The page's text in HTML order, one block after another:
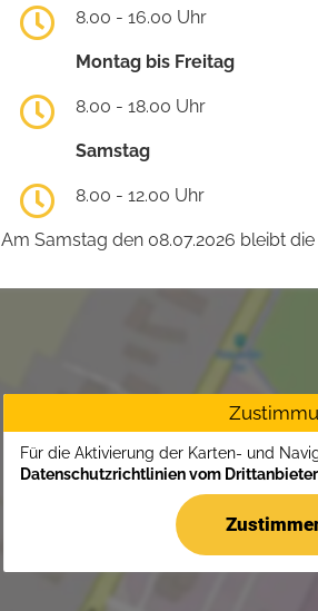
8.00 - 16.00 Uhr
Montag bis Freitag
8.00 - 18.00 Uhr
Samstag
8.00 - 12.00 Uhr
Am Samstag den 08.07.2026 bleibt
Für die Aktivierung der Karten- und
Datenschutzrichtlinien vom Drittanbieter